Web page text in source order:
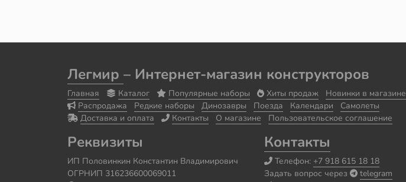
Легмир – Интернет-магазин конструкторов
Главная Каталог Популярные наборы Хиты продаж
Новинки в магазине
Распродажа
Редкие наборы Динозавры Поезда Календари
Самолеты
Доставка и оплата
Контакты О магазине Пользовательское соглашение
Реквизиты
ИП Половинкин Константин Владимирович
ОГРНИП 316236600069011
Контакты
Телефон: +7 918 615 18 18
Задать вопрос через
telegram